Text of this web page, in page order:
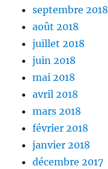
septembre 2018
août 2018
juillet 2018
juin 2018
mai 2018
avril 2018
mars 2018
février 2018
janvier 2018
décembre 2017